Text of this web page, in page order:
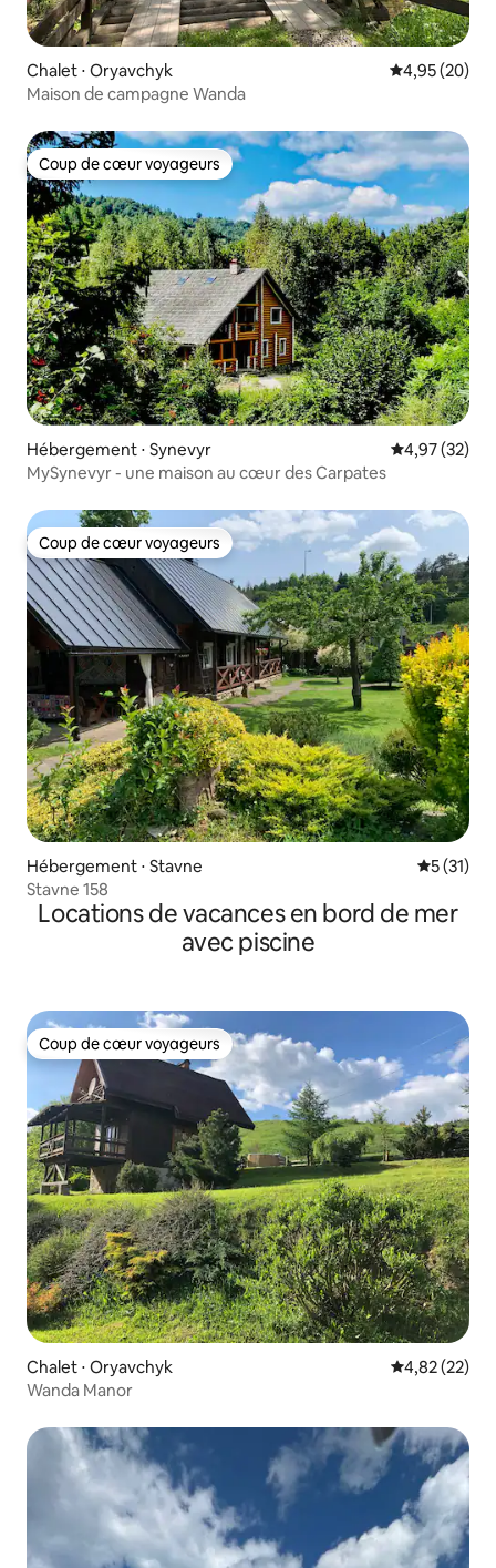
Chalet ⋅ Oryavchyk Évaluation
4,95 (20)
Maison de campagne Wanda
Coup de cœur voyageurs
Coup de cœur voyageurs
Hébergement ⋅ Synevyr Évaluation
4,97 (32)
MySynevyr - une maison au cœur des Carpates
Coup de cœur voyageurs
Coup de cœur voyageurs
Hébergement ⋅ Stavne
5 (31)
Stavne 158
Locations de vacances en bord de mer
avec piscine
Coup de cœur voyageurs
Coup de cœur voyageurs
Chalet ⋅ Oryavchyk Évaluation
4,82 (22)
Wanda Manor